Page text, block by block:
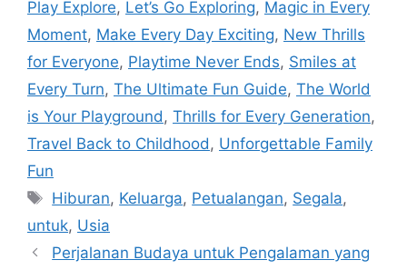
Play Explore, Let’s Go Exploring, Magic in Every
Moment, Make Every Day Exciting, New Thrills
for Everyone, Playtime Never Ends, Smiles at
Every Turn, The Ultimate Fun Guide, The World
is Your Playground, Thrills for Every Generation,
Travel Back to Childhood, Unforgettable Family
Fun
Tags
Hiburan, Keluarga, Petualangan, Segala,
untuk, Usia
Perjalanan Budaya untuk Pengalaman yang